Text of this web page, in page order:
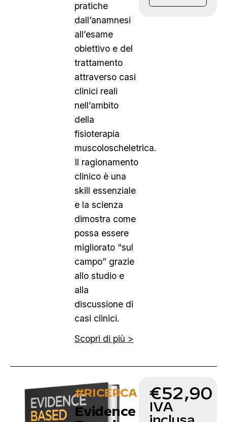
pratiche
dall’anamnesi
all’esame
obiettivo e del
trattamento
attraverso casi
clinici reali
nell’ambito
della
fisioterapia
muscoloscheletrica.
Il ragionamento
clinico è una
skill essenziale
e la scienza
dimostra come
possa essere
migliorato “sul
campo” grazie
allo studio e
alla
discussione di
casi clinici.
Scopri di più >
#RICERCA
Evidence
€52,90
IVA